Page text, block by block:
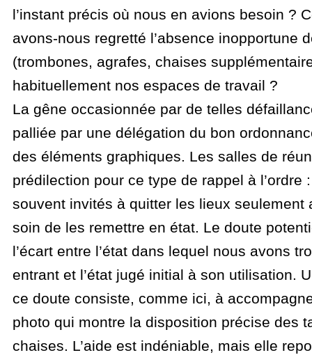
l’instant précis où nous en avions besoin ?
avons-nous regretté l’absence inopportune
(trombones, agrafes, chaises
habituellement nos espaces de travail ?
La gêne occasionnée par de telles
palliée par une délégation du bon
des éléments graphiques. Les salles de
prédilection pour ce type de rappel à l’ordre
souvent invités à quitter les lieux seulement
soin de les remettre en état. Le doute
l’écart entre l’état dans lequel nous avons
entrant et l’état jugé initial à son utilisation.
ce doute consiste, comme ici, à
photo qui montre la disposition précise des
chaises. L’aide est indéniable, mais elle